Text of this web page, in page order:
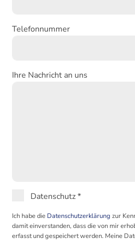
Telefonnummer
Ihre Nachricht an uns
Datenschutz*
Ich habe die Datenschutzerklärung zur
damit einverstanden, dass die von mir
erfasst und gespeichert werden. Meine